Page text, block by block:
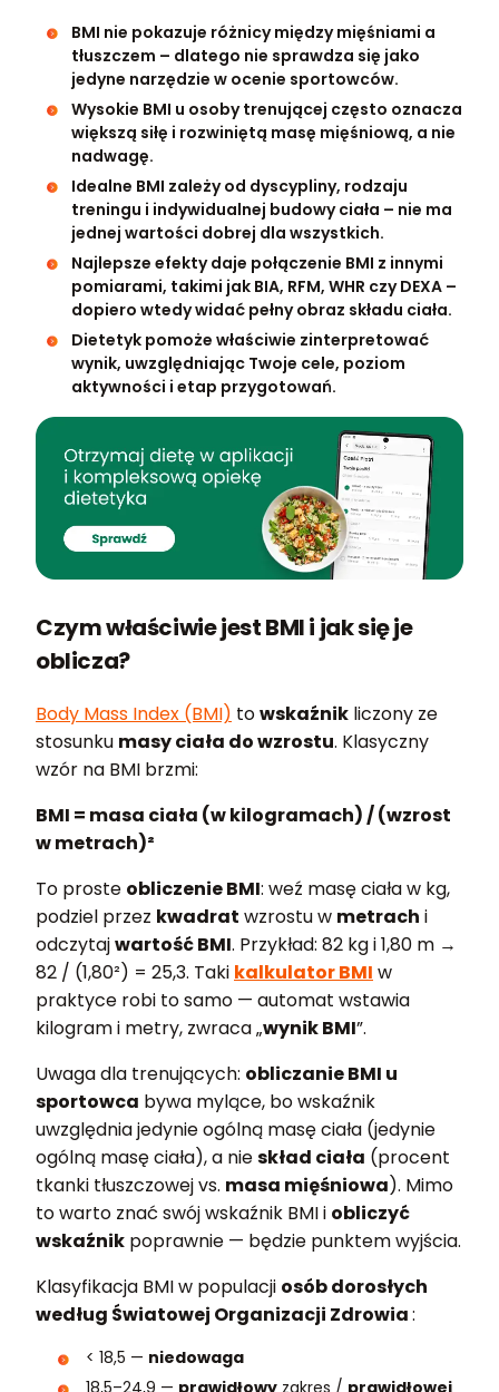
BMI nie pokazuje różnicy między mięśniami a
tłuszczem – dlatego nie sprawdza się jako
jedyne narzędzie w ocenie sportowców.
Wysokie BMI u osoby trenującej często oznacza
większą siłę i rozwiniętą masę mięśniową, a nie
nadwagę.
Idealne BMI zależy od dyscypliny, rodzaju
treningu i indywidualnej budowy ciała – nie ma
jednej wartości dobrej dla wszystkich.
Najlepsze efekty daje połączenie BMI z innymi
pomiarami, takimi jak BIA, RFM, WHR czy DEXA –
dopiero wtedy widać pełny obraz składu ciała.
Dietetyk pomoże właściwie zinterpretować
wynik, uwzględniając Twoje cele, poziom
aktywności i etap przygotowań.
Czym właściwie jest BMI i jak się je
oblicza?
Body Mass Index (BMI) towskaźnik liczony ze
stosunku masy ciała do wzrostu. Klasyczny
wzór na BMI brzmi:
BMI = masa ciała (w kilogramach) / (wzrost
w metrach)²
To proste obliczenie BMI: weź masę ciała w kg,
podziel przez kwadrat wzrostu w metrach i
odczytajwartość BMI. Przykład: 82 kg i 1,80 m →
82 / (1,80²) = 25,3. Taki kalkulator BMI w
praktyce robi to samo — automat wstawia
kilogram i metry, zwraca „wynik BMI”.
Uwaga dla trenujących: obliczanie BMI u
sportowca bywa mylące, bo wskaźnik
uwzględnia jedynie ogólną masę ciała (jedynie
ogólną masę ciała), a nieskład ciała (procent
tkanki tłuszczowej vs. masa mięśniowa). Mimo
to warto znać swój wskaźnik BMI i obliczyć
wskaźnik poprawnie — będzie punktem wyjścia.
Klasyfikacja BMI w populacji osób dorosłych
według Światowej Organizacji Zdrowia:
< 18,5 — niedowaga